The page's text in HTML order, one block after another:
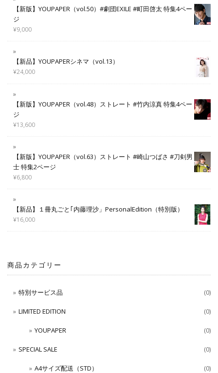
【新版】YOUPAPER（vol.50）#劇団EXILE #町田啓太 特集4ペー
ジ
¥9,000
【新品】YOUPAPERシネマ（vol.13）
¥24,000
【新版】YOUPAPER（vol.48）ストレート #竹内涼真 特集4ペー
ジ
¥13,600
【新版】YOUPAPER（vol.63）ストレート #崎山つばさ #刀剣男
士 特集2ページ
¥6,800
【新品】１冊丸ごと｢内藤理沙」PersonalEdition（特別版）
¥16,000
商品カテゴリー
特別サービス品 (0)
LIMITED EDITION (0)
YOUPAPER (0)
SPECIAL SALE (0)
A4サイズ配送（STD） (0)